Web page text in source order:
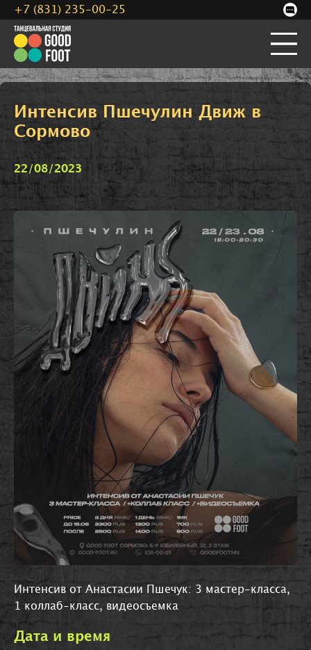
Интенсив Пшечулин Движ в
Сормово
22/08/2023
Интенсив от Анастасии Пшечук: 3 мастер-класса,
1 коллаб-класс, видеосъемка
Дата и время
+7 (831) 235-00-25